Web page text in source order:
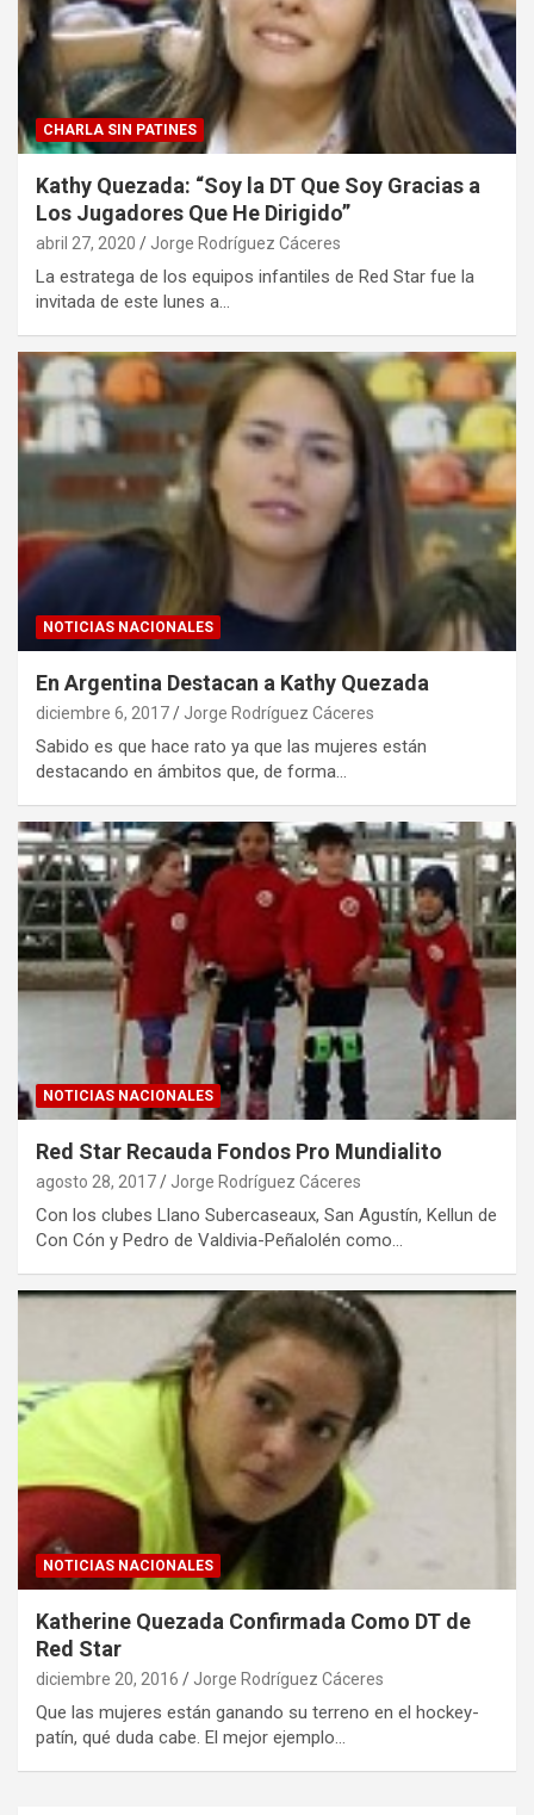
CHARLA SIN PATINES
Kathy Quezada: “Soy la DT Que Soy Gracias a
Los Jugadores Que He Dirigido”
abril 27, 2020 Jorge Rodríguez Cáceres
La estratega de los equipos infantiles de Red Star fue la
invitada de este lunes a…
NOTICIAS NACIONALES
En Argentina Destacan a Kathy Quezada
diciembre 6, 2017 Jorge Rodríguez Cáceres
Sabido es que hace rato ya que las mujeres están
destacando en ámbitos que, de forma…
NOTICIAS NACIONALES
Red Star Recauda Fondos Pro Mundialito
agosto 28, 2017 Jorge Rodríguez Cáceres
Con los clubes Llano Subercaseaux, San Agustín, Kellun de
Con Cón y Pedro de Valdivia-Peñalolén como…
NOTICIAS NACIONALES
Katherine Quezada Confirmada Como DT de
Red Star
diciembre 20, 2016 Jorge Rodríguez Cáceres
Que las mujeres están ganando su terreno en el hockey-
patín, qué duda cabe. El mejor ejemplo…